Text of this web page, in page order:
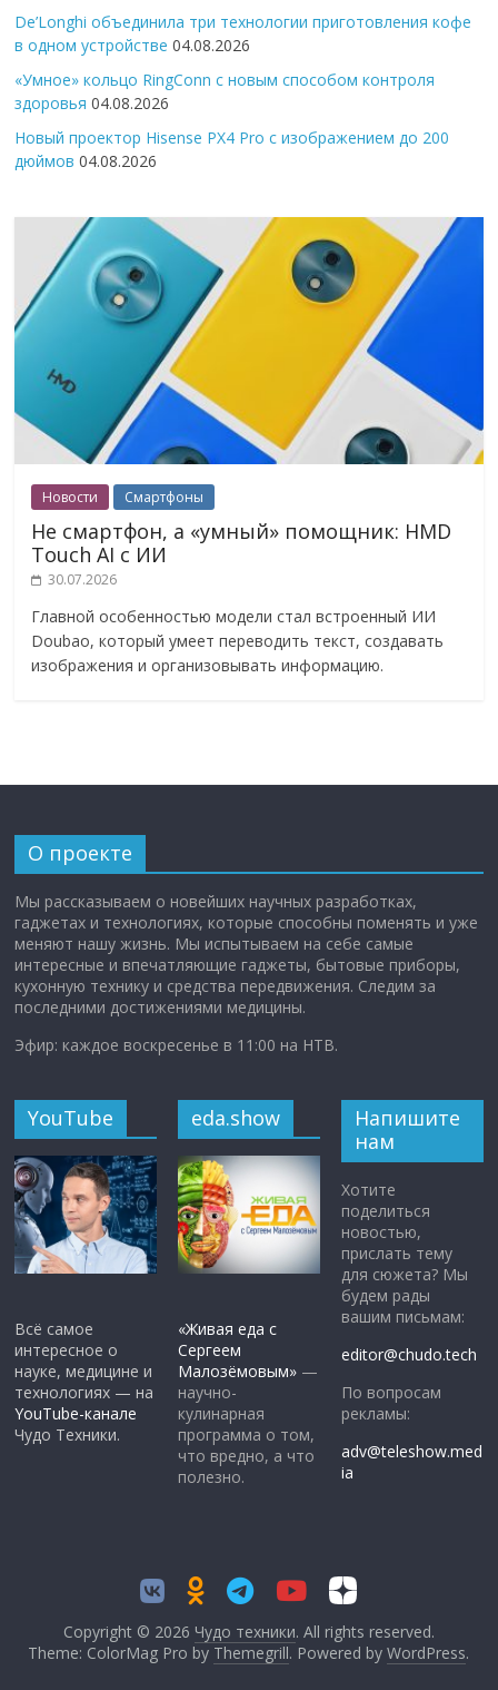
De’Longhi объединила три технологии приготовления кофе
в одном устройстве 04.08.2026
«Умное» кольцо RingConn с новым способом контроля
здоровья 04.08.2026
Новый проектор Hisense PX4 Pro с изображением до 200
дюймов 04.08.2026
Новости Смартфоны
Не смартфон, а «умный» помощник: HMD
Touch AI с ИИ
30.07.2026
Главной особенностью модели стал встроенный ИИ
Doubao, который умеет переводить текст, создавать
изображения и организовывать информацию.
О проекте
Мы рассказываем о новейших научных разработках,
гаджетах и технологиях, которые способны поменять и уже
меняют нашу жизнь. Мы испытываем на себе самые
интересные и впечатляющие гаджеты, бытовые приборы,
кухонную технику и средства передвижения. Следим за
последними достижениями медицины.
Эфир: каждое воскресенье в 11:00 на НТВ.
YouTube
Всё самое
интересное о
науке, медицине и
технологиях — на
YouTube-канале
Чудо Техники.
eda.show
«Живая еда с
Сергеем
Малозёмовым» —
научно-
кулинарная
программа о том,
что вредно, а что
полезно.
Напишите
нам
Хотите
поделиться
новостью,
прислать тему
для сюжета? Мы
будем рады
вашим письмам:
editor@chudo.tech
По вопросам
рекламы:
adv@teleshow.med
ia
Copyright © 2026 Чудо техники. All rights reserved.
Theme: ColorMag Pro by Themegrill. Powered byWordPress.